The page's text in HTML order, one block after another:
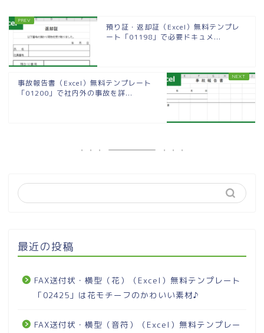
預り証・返却証（Excel）無料テンプレ
ート「01198」で必要ドキュメ...
事故報告書（Excel）無料テンプレート
「01200」で社内外の事故を詳...
最近の投稿
FAX送付状・横型（花）（Excel）無料テンプレート
「02425」は花モチーフのかわいい素材♪
FAX送付状・横型（音符）（Excel）無料テンプレー